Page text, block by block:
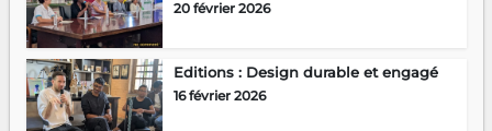
20 février 2026
Editions : Design durable et engagé
16 février 2026